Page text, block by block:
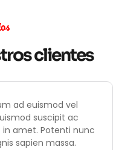
clientes
ad euismod vel
suscipit ac
amet. Potenti nunc
sapien massa.